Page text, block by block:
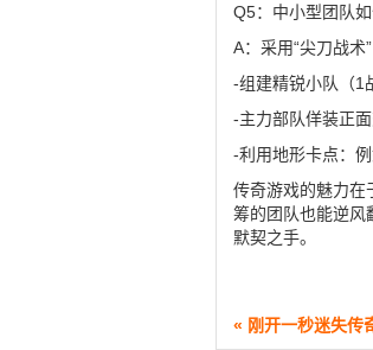
Q5：中小型团队
A：采用“尖刀战术”
-组建精锐小队（1
-主力部队佯装正
-利用地形卡点：
传奇游戏的魅力在
筹的团队也能逆风
默契之手。
« 刚开一秒迷失传